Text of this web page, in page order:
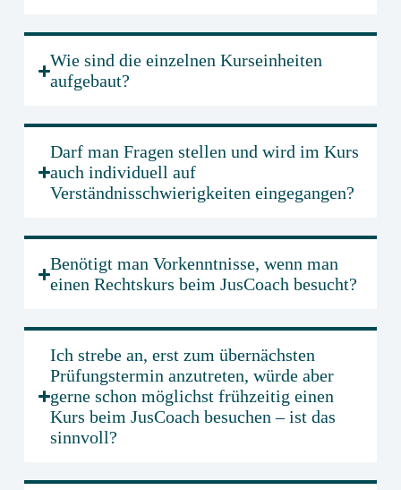
Wie sind die einzelnen Kurseinheiten
aufgebaut?
Darf man Fragen stellen und wird im Kurs
auch individuell auf
Verständnisschwierigkeiten eingegangen?
Benötigt man Vorkenntnisse, wenn man
einen Rechtskurs beim JusCoach besucht?
Ich strebe an, erst zum übernächsten
Prüfungstermin anzutreten, würde aber
gerne schon möglichst frühzeitig einen
Kurs beim JusCoach besuchen – ist das
sinnvoll?